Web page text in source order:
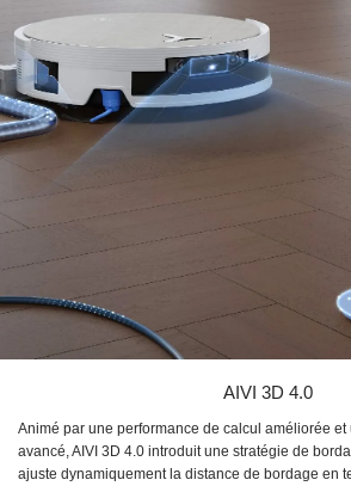
AIVI 3D 4.0
Animé par une performance de calcul améliorée
avancé, AIVI 3D 4.0 introduit une stratégie de
ajuste dynamiquement la distance de bordage en